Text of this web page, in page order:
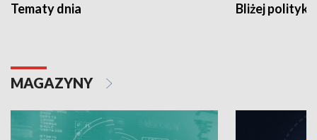
Tematy dnia Bliżej polityki
MAGAZYNY